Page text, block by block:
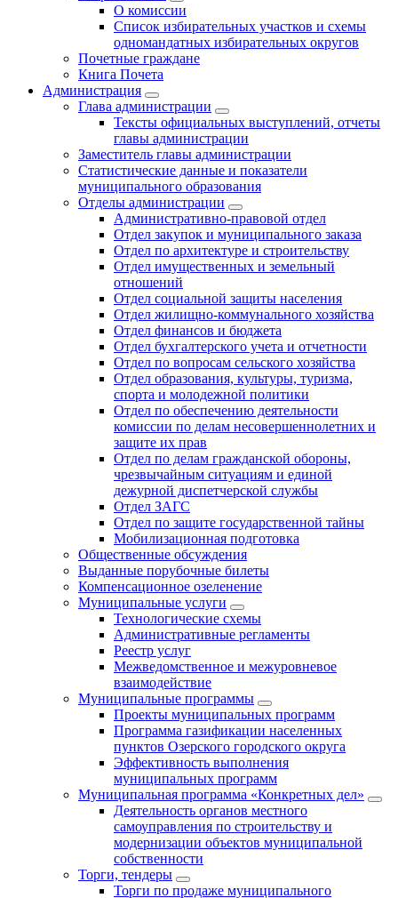
О комиссии
Список избирательных участков и схемы
одномандатных избирательных округов
Почетные граждане
Книга Почета
Администрация
Глава администрации
Тексты официальных выступлений, отчеты
главы администрации
Заместитель главы администрации
Статистические данные и показатели
муниципального образования
Отделы администрации
Административно-правовой отдел
Отдел закупок и муниципального заказа
Отдел по архитектуре и строительству
Отдел имущественных и земельный
отношений
Отдел социальной защиты населения
Отдел жилищно-коммунального хозяйства
Отдел финансов и бюджета
Отдел бухгалтерского учета и отчетности
Отдел по вопросам сельского хозяйства
Отдел образования, культуры, туризма,
спорта и молодежной политики
Отдел по обеспечению деятельности
комиссии по делам несовершеннолетних и
защите их прав
Отдел по делам гражданской обороны,
чрезвычайным ситуациям и единой
дежурной диспетчерской службы
Отдел ЗАГС
Отдел по защите государственной тайны
Мобилизационная подготовка
Общественные обсуждения
Выданные порубочные билеты
Компенсационное озеленение
Муниципальные услуги
Технологические схемы
Административные регламенты
Реестр услуг
Межведомственное и межуровневое
взаимодействие
Муниципальные программы
Проекты муниципальных программ
Программа газификации населенных
пунктов Озерского городского округа
Эффективность выполнения
муниципальных программ
Муниципальная программа «Конкретных дел»
Деятельность органов местного
самоуправления по строительству и
модернизации объектов муниципальной
собственности
Торги, тендеры
Торги по продаже муниципального